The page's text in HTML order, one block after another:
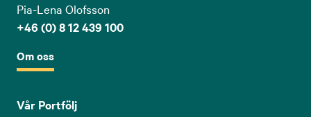
Pia-Lena Olofsson
+46 (0) 8 12 439 100
Om oss
Vår Portfölj